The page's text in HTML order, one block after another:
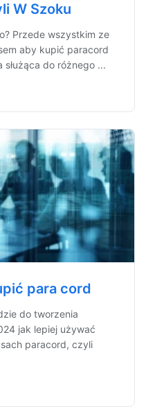
W Szoku
Przede wszystkim ze
aby kupić paracord
do różnego ...
para cord
do tworzenia
jak lepiej używać
paracord, czyli